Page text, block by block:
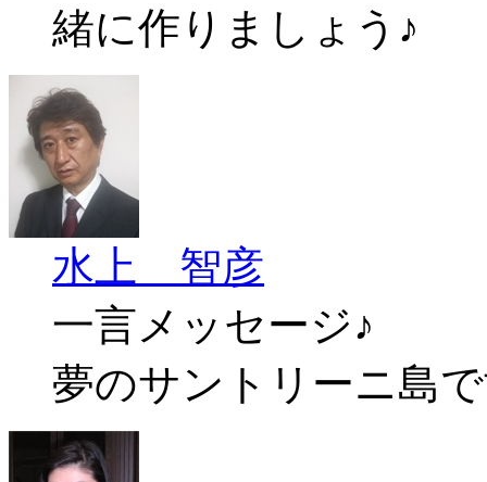
緒に作りましょう♪
水上 智彦
一言メッセージ♪
夢のサントリーニ島